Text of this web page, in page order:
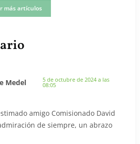
más artículos
Medel
5 de octubre de 2024 a las
08:05
amigo Comisionado David
de siempre, un abrazo